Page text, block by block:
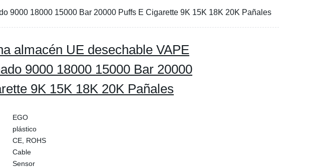
9000 18000 15000 Bar 20000 Puffs E Cigarette 9K 15K 18K 20K Pañales
almacén UE desechable VAPE
9000 18000 15000 Bar 20000
9K 15K 18K 20K Pañales
EGO
plástico
CE, ROHS
Cable
Sensor